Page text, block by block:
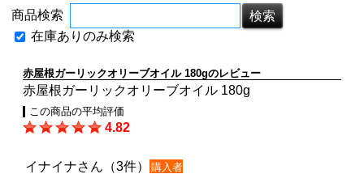
商品検索
在庫ありのみ検索
赤屋根ガーリックオリーブオイル 180gのレビュー
赤屋根ガーリックオリーブオイル 180g
この商品の平均評価
4.82
イナイナさん（3件）
購入者